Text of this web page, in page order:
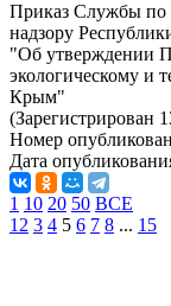
Приказ Службы по
надзору
"Об утверждении
экологическому и
Крым"
(Зарегистрирован
Номер
Дата
1 10 20 50 ВСЕ
1 2 3 4 5 6 7 8 ... 15